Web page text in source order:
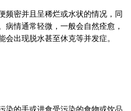
频密并且呈稀烂或水状的情况，同
病情通常轻微，一般会自然痊愈，
会出现脱水甚至休克等并发症。